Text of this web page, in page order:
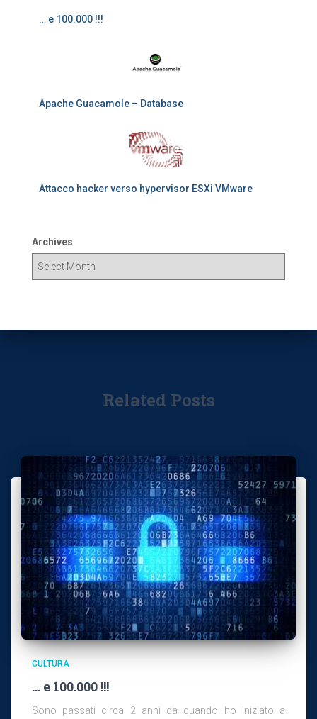
… e 100.000 !!!
Apache Guacamole – Database
Attacco hacker verso hypervisor ESXi VMware
Archives
Related Posts
CULTURA
… e 100.000 !!!
Sono passati circa 2 anni da quando ho iniziato a